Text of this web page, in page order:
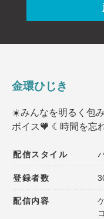
配信内容
登録者数
性別
金環ひじき
☀️みんなを明るく包
ボイス🧡 ☾時間を忘
配信スタイル
登録者数
配信内容